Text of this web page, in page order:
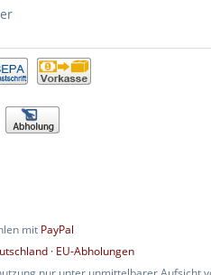
mit PayPal
· EU-Abholungen